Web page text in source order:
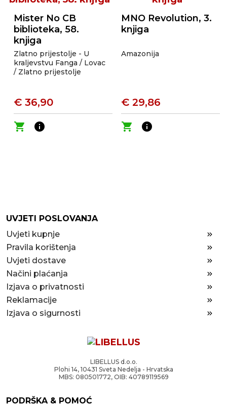
Mister No CB
biblioteka, 58.
knjiga
Zlatno prijestolje - U
kraljevstvu Fanga / Lovac
/ Zlatno prijestolje
€ 36,90
shopping_cart
info
MNO Revolution, 3.
knjiga
Amazonija
€ 29,86
shopping_cart
info
UVJETI POSLOVANJA
Uvjeti kupnje
Pravila korištenja
Uvjeti dostave
Načini plaćanja
Izjava o privatnosti
Reklamacije
Izjava o sigurnosti
LIBELLUS d.o.o.
Plohi 14, 10431 Sveta Nedelja - Hrvatska
MBS: 080501772, OIB: 40789119569
PODRŠKA & POMOĆ